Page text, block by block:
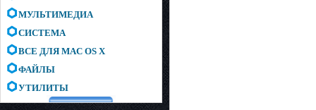
МУЛЬТИМЕДИА
СИСТЕМА
ВСЕ ДЛЯ MAC OS X
ФАЙЛЫ
УТИЛИТЫ